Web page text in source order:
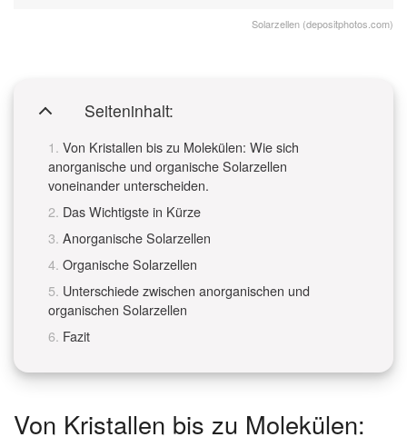
Solarzellen (depositphotos.com)
Seiteninhalt:
Von Kristallen bis zu Molekülen: Wie sich
anorganische und organische Solarzellen
voneinander unterscheiden.
Das Wichtigste in Kürze
Anorganische Solarzellen
Organische Solarzellen
Unterschiede zwischen anorganischen und
organischen Solarzellen
Fazit
Von Kristallen bis zu Molekülen: